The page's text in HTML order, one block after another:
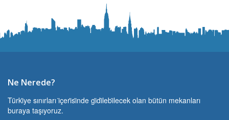
Ne Nerede?
Türki̇ye sınırları i̇çeri̇si̇nde gi̇di̇lebi̇lecek olan bütün mekanları
buraya taşıyoruz.